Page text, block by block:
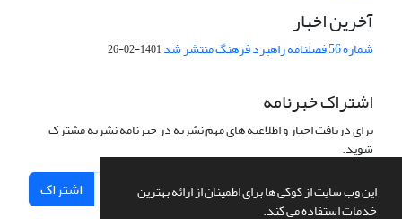
این وب سایت از کوکی ها برای اطمینان از ارائه بهترین
خدمات استفاده می کند.
آخرین اخبار
شماره 56 فصلنامه راهبرد فرهنگ منتشر شد 1401-02-26
اشتراک خبرنامه
برای دریافت اخبار و اطلاعیه های مهم نشریه در خبرنامه نشریه مشترک
شوید.
اشتراک